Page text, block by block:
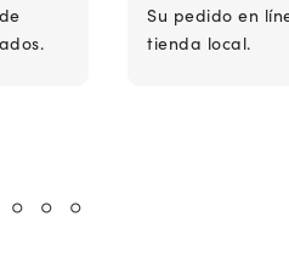
Su pedido en
tienda local.